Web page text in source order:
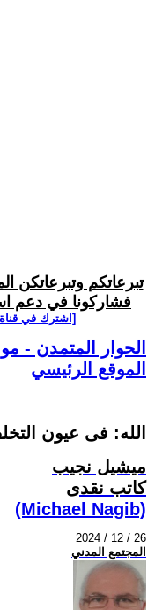
تبرعاتكم وتبرعاتكن
فشاركونا في دعم
[اشترك في
الحوار المتمدن -
الموقع الرئيسي
الله: فى عيون
ميشيل نجيب
كاتب نقدى
(Michael Nagib)
2024 / 12 / 26
المجتمع المدني